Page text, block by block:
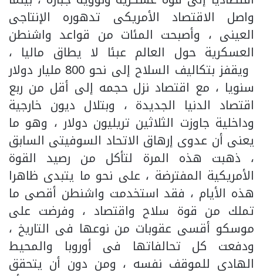
واصل الاقتصاد الأمريكى تدهوره الإنتاجى
العينى ، وأصبحت المئات من قواعد واشنطن
العسكرية حول العالم عبئا لا يطاق ماليا ،
ويقفز بتكاليف السلاح إلى نحو 800 مليار دولار
سنويا ، مع اقتصاد نزل حجمه إلى أقل من ربع
اقتصاد الدنيا الجديدة ، وبتلال ديون خارجية
وداخلية جاوزت الثلاثين تريليون دولار ، وهو ما
يعنى أن عدوى إرهاق الاتحاد السوفيتى السابق
، ذهبت هذه المرة لتأكل من رصيد القوة
الأمريكية المفترضة ، على نحو ما يتبدى ظاهرا
هذه الأيام ، فقد استخدمت واشنطن أقصى ما
تملك من قوة سلاح واقتصاد ، وفرضت على
موسكو أقسى عقوبات من نوعها فى التاريخ ،
ودفعت كل تحالفاتها فى أوروبا والمحيط
الهادى للموقف نفسه ، ومن دون أن يتحقق